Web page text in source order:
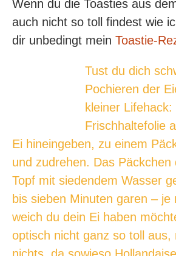
Wenn du die Toasties aus
auch nicht so toll findest wie
dir unbedingt mein Toastie-
Tust du dich
Pochieren der
kleiner
Frischhaltefolie
Ei hineingeben, zu einem
und zudrehen. Das Päckchen
Topf mit siedendem Wasser
bis sieben Minuten garen – je
weich du dein Ei haben
optisch nicht ganz so toll aus,